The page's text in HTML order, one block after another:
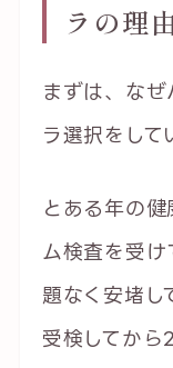
ラの理
まずは、なぜ
ラ選択をして
とある年の
ム検査を受
題なく安堵し
受検してか